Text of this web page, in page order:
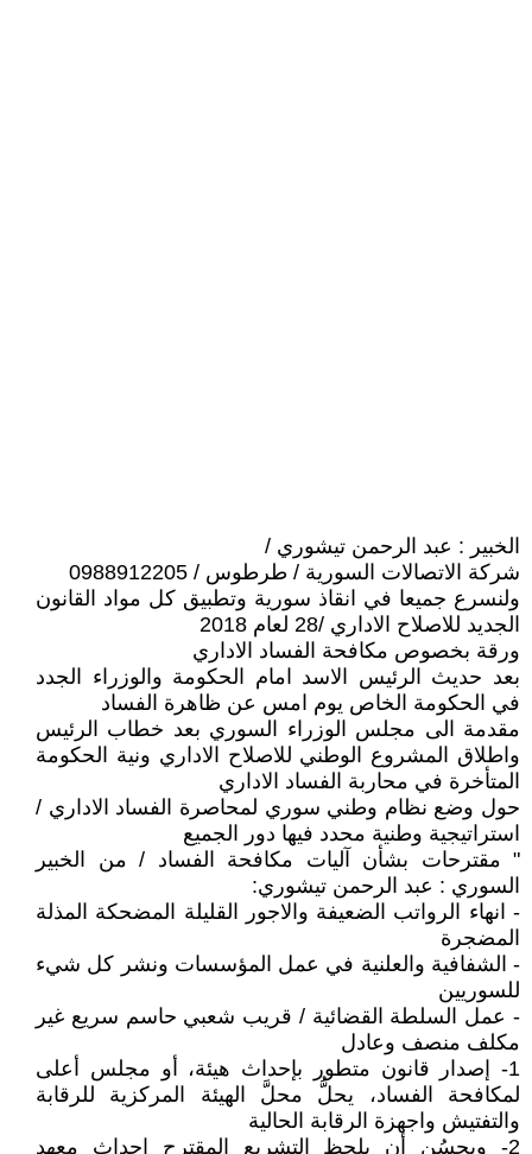
الخبير : عبد الرحمن تيشوري /
شركة الاتصالات السورية / طرطوس / 0988912205
ولنسرع جميعا في انقاذ سورية وتطبيق كل مواد القانون
الجديد للاصلاح الاداري /28 لعام 2018
ورقة بخصوص مكافحة الفساد الاداري
بعد حديث الرئيس الاسد امام الحكومة والوزراء الجدد
في الحكومة الخاص يوم امس عن ظاهرة الفساد
مقدمة الى مجلس الوزراء السوري بعد خطاب الرئيس
واطلاق المشروع الوطني للاصلاح الاداري ونية الحكومة
المتأخرة في محاربة الفساد الاداري
حول وضع نظام وطني سوري لمحاصرة الفساد الاداري /
استراتيجية وطنية محدد فيها دور الجميع
" مقترحات بشأن آليات مكافحة الفساد / من الخبير
السوري : عبد الرحمن تيشوري:
- انهاء الرواتب الضعيفة والاجور القليلة المضحكة المذلة
المضجرة
- الشفافية والعلنية في عمل المؤسسات ونشر كل شيء
للسوريين
- عمل السلطة القضائية / قريب شعبي حاسم سريع غير
مكلف منصف وعادل
1- إصدار قانون متطور بإحداث هيئة، أو مجلس أعلى
لمكافحة الفساد، يحلُّ محلَّ الهيئة المركزية للرقابة
والتفتيش واجهزة الرقابة الحالية
2- ويحسُن أن يلحظ التشريع المقترح إحداث معهدٍ